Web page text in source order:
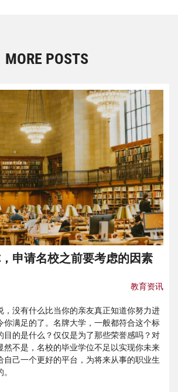
MORE POSTS
申请名校之前要考虑的因素
教育资讯
，没有什么比当你的亲友真正知道你努力进
你满足的了。名牌大学，一般都符合这个标
目的是什么？仅仅是为了那些荣誉感吗？对
然不是，名校的毕业学位不足以实现你未来
自己一个更好的平台，为将来从事的职业生